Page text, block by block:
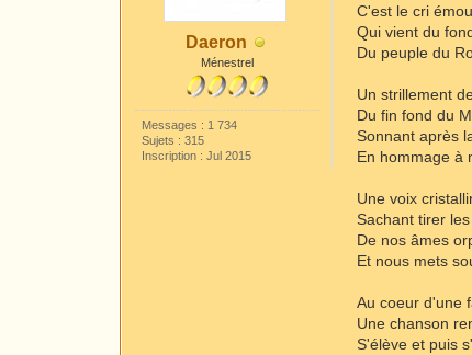
Daeron
Ménestrel
Messages : 1 734
Sujets : 315
Inscription : Jul 2015
C'est le cri
Qui vient du
Du peuple du
Un strillement
Du fin fond du
Sonnant après
En hommage à
Une voix
Sachant tirer
De nos âmes
Et nous mets
Au coeur d'une
Une chanson
S'élève et puis